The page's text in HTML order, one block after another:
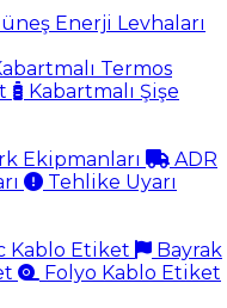
Enerji Levhaları
Termos
Kabartmalı Şişe
Ekipmanları
ADR
Tehlike Uyarı
Kablo Etiket
Bayrak
Folyo Kablo Etiket